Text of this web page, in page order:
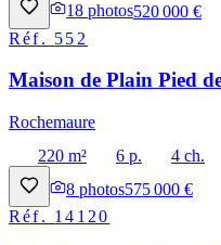
18 photos520 000 €
Réf. 552
Maison de Plain Pied
Rochemaure
220 m²
6 p. 4 ch.
8 photos575 000 €
Réf. 14120